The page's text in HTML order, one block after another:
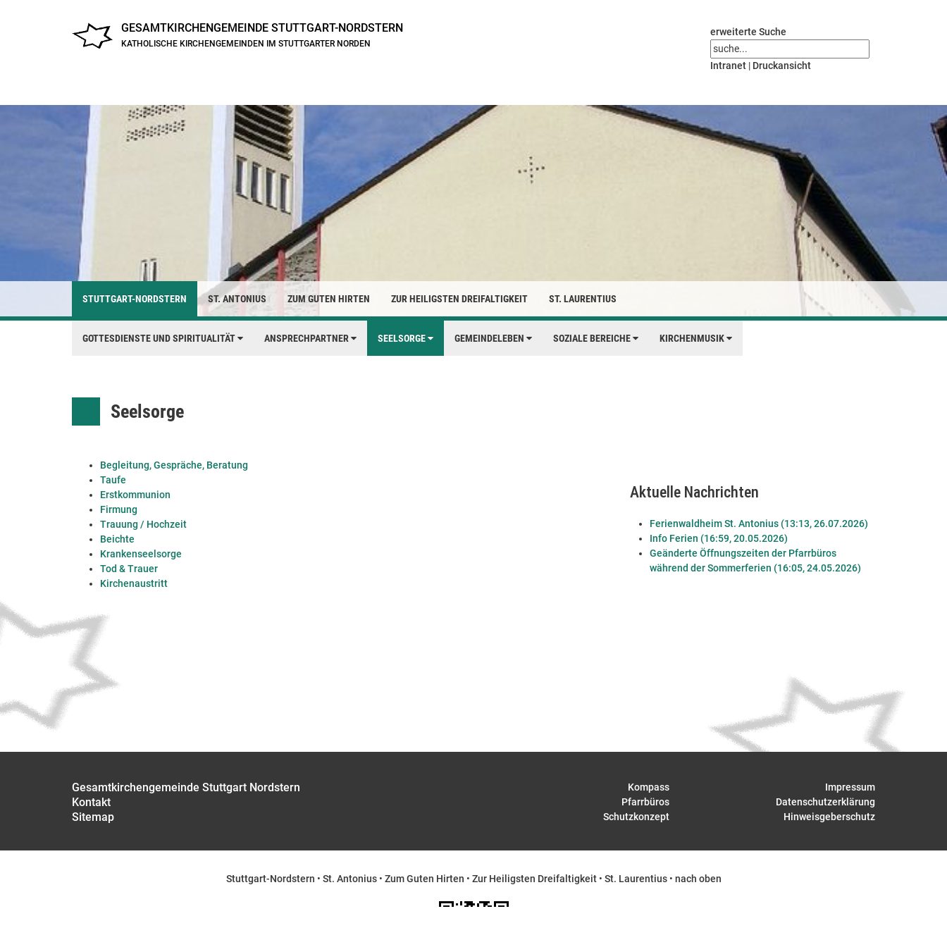
GESAMTKIRCHENGEMEINDE STUTTGART-NORDSTERN
KATHOLISCHE KIRCHENGEMEINDEN IM STUTTGARTER NORDEN
erweiterte Suche
Intranet | Druckansicht
STUTTGART-NORDSTERN ST. ANTONIUS ZUM GUTEN HIRTEN ZUR HEILIGSTEN DREIFALTIGKEIT ST. LAURENTIUS
GOTTESDIENSTE UND SPIRITUALITÄT ANSPRECHPARTNER SEELSORGE GEMEINDELEBEN SOZIALE BEREICHE KIRCHENMUSIK
Seelsorge
Begleitung, Gespräche, Beratung
Taufe
Erstkommunion
Firmung
Trauung / Hochzeit
Beichte
Krankenseelsorge
Tod & Trauer
Kirchenaustritt
Aktuelle Nachrichten
Ferienwaldheim St. Antonius (13:13, 26.07.2026)
Info Ferien (16:59, 20.05.2026)
Geänderte Öffnungszeiten der Pfarrbüros
während der Sommerferien (16:05, 24.05.2026)
Gesamtkirchengemeinde Stuttgart Nordstern
Kontakt
Sitemap
Kompass
Pfarrbüros
Schutzkonzept
Impressum
Datenschutzerklärung
Hinweisgeberschutz
Stuttgart-Nordstern • St. Antonius• Zum Guten Hirten • Zur Heiligsten Dreifaltigkeit• St. Laurentius• nach oben